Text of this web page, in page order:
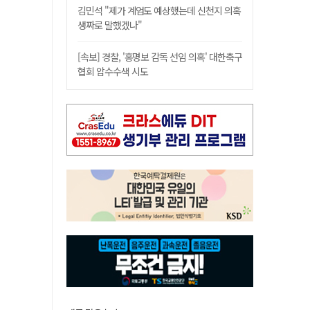
김민석 "제가 계엄도 예상했는데 신천지 의혹
생짜로 말했겠나"
[속보] 경찰, '홍명보 감독 선임 의혹' 대한축구
협회 압수수색 시도